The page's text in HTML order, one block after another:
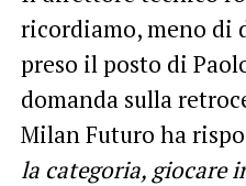
ricordiamo, meno di
preso il posto di
domanda sulla
Milan Futuro ha
la categoria, giocare